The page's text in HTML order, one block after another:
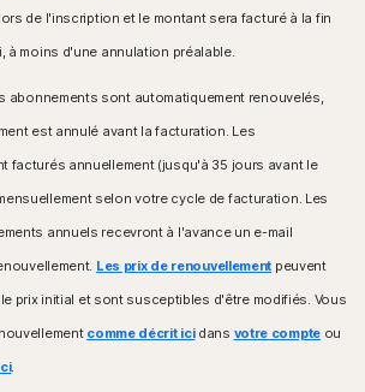
10 (toutes les versions)
de protection ne sont pas
les navigateurs de l'écran de
Windows 8.
1 (SP 1) ou version ultérieure avec prise
SHA2
Mac®
ou version ultérieure.
prises en charge : Sauvegarde cloud
Windows™
11/10 (toutes les versions sauf
8/8.1 (toutes les versions),
7 (32 et 64 bits) avec Service Pack
Mac®
la version actuelle ou les deux
Android™
Android 10.0 ou version ultérieure.
Android TV OS 10.0 ou version
de l'inscription et le montant sera facturé à la fin
à moins d'une annulation préalable.
abonnements sont automatiquement renouvelés,
est annulé avant la facturation. Les
facturés annuellement (jusqu'à 35 jours avant le
selon votre cycle de facturation. Les
annuels recevront à l'avance un e-mail
Les prix de renouvellement peuvent
prix initial et sont susceptibles d'être modifiés. Vous
comme décrit icidans votre compteou
.